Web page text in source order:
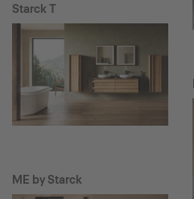
Starck T
ME by Starck